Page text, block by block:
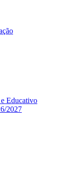
Educativo
2027